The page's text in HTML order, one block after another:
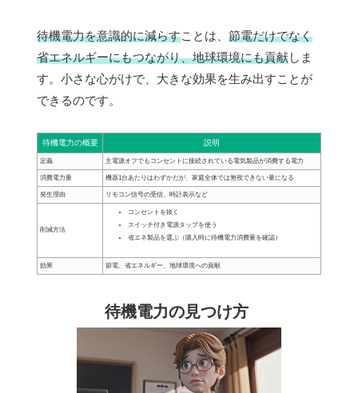
待機電力を意識的に減らすことは、 節電だけでなく
省エネルギーにもつながり、地球環境にも貢献しま
す。小さな心がけで、大きな効果を生み出すことが
できるのです。
待機電力の概要 説明
定義 主電源オフでもコンセントに接続されている電気製品が消費する電力
消費電力量 機器1台あたりはわずかだが、家庭全体では無視できない量になる
発生理由 リモコン信号の受信、時計表示など
削減方法
コンセントを抜く
スイッチ付き電源タップを使う
省エネ製品を選ぶ（購入時に待機電力消費量を確認）
効果 節電、省エネルギー、地球環境への貢献
待機電力の見つけ方